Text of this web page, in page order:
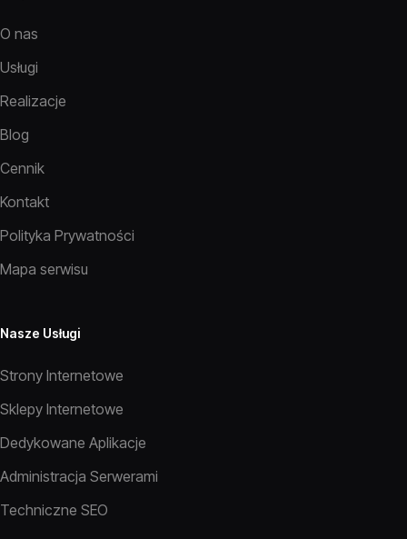
O nas
Usługi
Realizacje
Blog
Cennik
Kontakt
Polityka Prywatności
Mapa serwisu
Nasze Usługi
Strony Internetowe
Sklepy Internetowe
Dedykowane Aplikacje
Administracja Serwerami
Techniczne SEO